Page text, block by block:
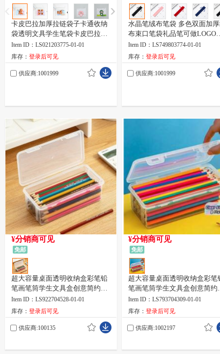
卡皮巴拉加厚拉链袋子卡通收纳
袋透明文具学生笔袋卡皮巴拉笔
袋
Item ID：LS021203775-01-01
库存： 登录后可见
供应商:1001999
水晶笔绒布笔袋 多色双面加
布束口笔袋礼品笔可做LOGO
装袋
Item ID：LS749803774-01-01
库存： 登录后可见
供应商:1001999
¥分销商可见
免邮
超大容量桌面透明收纳盒彩笔铅
笔画笔筒学生文具盒创意简约铅
笔盒
Item ID：LS922704528-01-01
库存： 登录后可见
供应商:100135
¥分销商可见
免邮
超大容量桌面透明收纳盒彩笔
笔画笔筒学生文具盒创意简约
笔盒
Item ID：LS793704309-01-01
库存： 登录后可见
供应商:1002197